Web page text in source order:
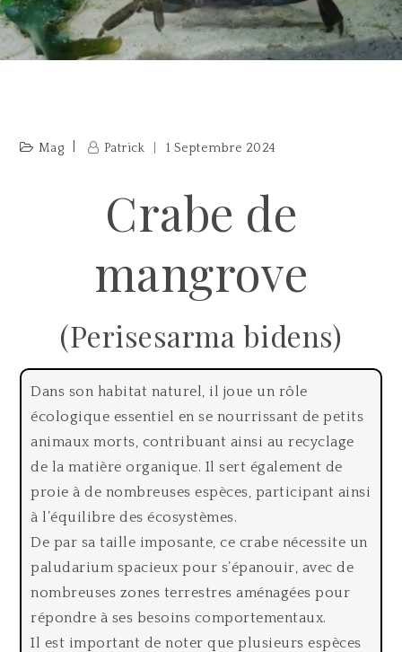
Mag Patrick 1 Septembre 2024
Crabe de
mangrove
(Perisesarma bidens)
Dans son habitat naturel, il joue un rôle
écologique essentiel en se nourrissant de petits
animaux morts, contribuant ainsi au recyclage
de la matière organique. Il sert également de
proie à de nombreuses espèces, participant ainsi
à l’équilibre des écosystèmes.
De par sa taille imposante, ce crabe nécessite un
paludarium spacieux pour s’épanouir, avec de
nombreuses zones terrestres aménagées pour
répondre à ses besoins comportementaux.
Il est important de noter que plusieurs espèces